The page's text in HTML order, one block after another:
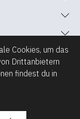
Cookies, um das
Drittanbietern
findest du in
Berlin
Data